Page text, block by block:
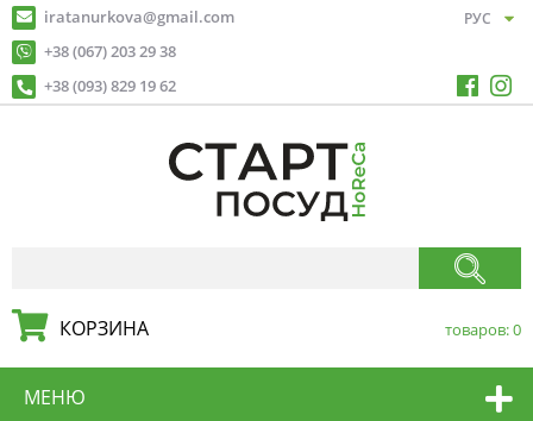
iratanurkova@gmail.com
+38 (067) 203 29 38
+38 (093) 829 19 62
КОРЗИНА товаров:0
МЕНЮ